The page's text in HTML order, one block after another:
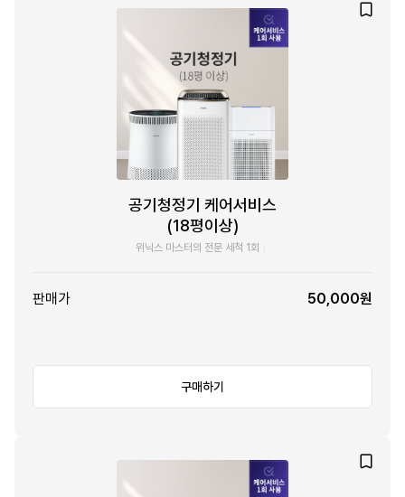
공기청정기 케어서비스
(18평이상)
위닉스 마스터의 전문 세척 1회
판매가 50,000원
구매하기